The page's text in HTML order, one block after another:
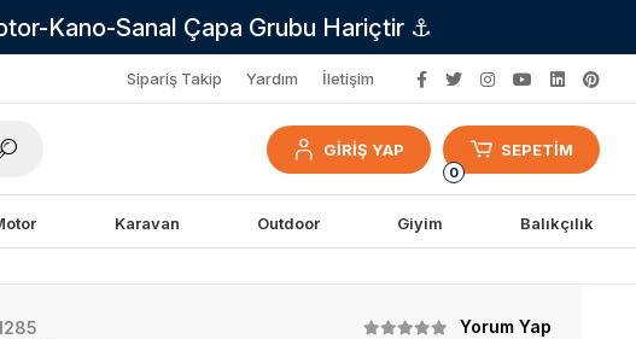
Kano-Sanal Çapa Grubu Hariçtir ⚓
Sipariş Takip Yardım İletişim
GİRİŞ YAP
0
SEPETİM
Karavan Outdoor Giyim Balıkçılık
Yorum Yap